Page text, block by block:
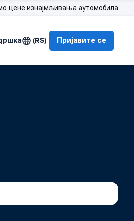
цене изнајмљивања аутомобила
(RS) Пријавите се